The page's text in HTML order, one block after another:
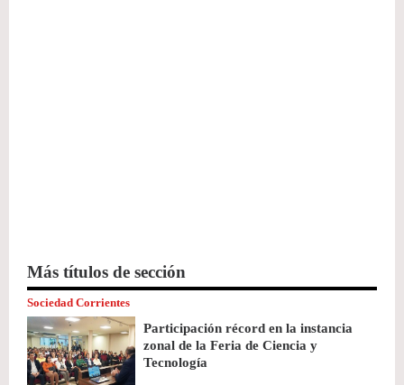
Más títulos de sección
Sociedad Corrientes
Participación récord en la instancia
zonal de la Feria de Ciencia y
Tecnología